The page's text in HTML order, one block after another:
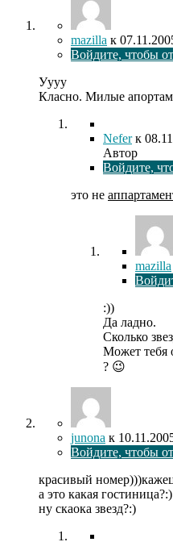
mazilla к
Войдите, чтобы
Уууу
Класно. Милые
Neferк
Автор
Войдите,
это не
mazilla
:))
Да ладно.
Сколько
Может тебя
? 😉
junona к
Войдите, чтобы
красивый
а это какая гостиница?:)
ну скаока звезд?:)